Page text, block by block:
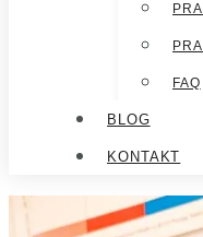
FAQ
BLOG
KONTAKT